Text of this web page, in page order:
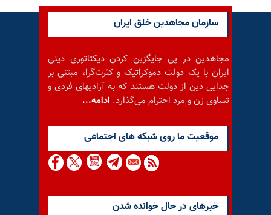
سازمان مجاهدین خلق ایران
مجاهدین در پی جایگزین کردن دیکتاتوری دینی
ایران با یک دولت دموکراتیک و کثرت‌گرا، مبتنی بر
جدایی دین از دولت هستند که به آزادیهای فردی و
تساوی زن و مرد احترام می‌گذارد. ادامه...
موقعيت ما روى شبكه هاى اجتماعى
خبرهای در حال خوانده شدن